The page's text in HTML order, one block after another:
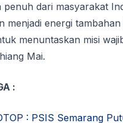
penuh dari masyarakat
menjadi energi
menuntaskan misi
Mai.
:
: PSIS Semarang